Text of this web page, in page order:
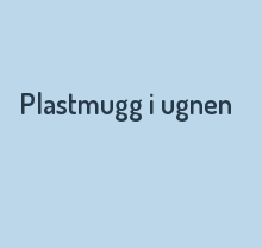
Plastmugg i ugnen